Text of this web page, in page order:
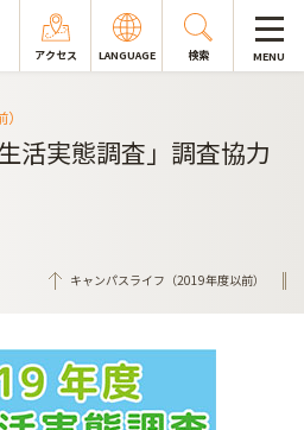
アクセス LANGUAGE 検索 MENU
活実態調査」調査協力
キャンパスライフ（2019年度以前）